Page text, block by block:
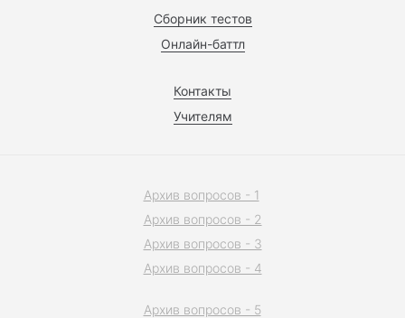
Сборник тестов
Онлайн-баттл
Контакты
Учителям
Архив вопросов - 1
Архив вопросов - 2
Архив вопросов - 3
Архив вопросов - 4
Архив вопросов - 5